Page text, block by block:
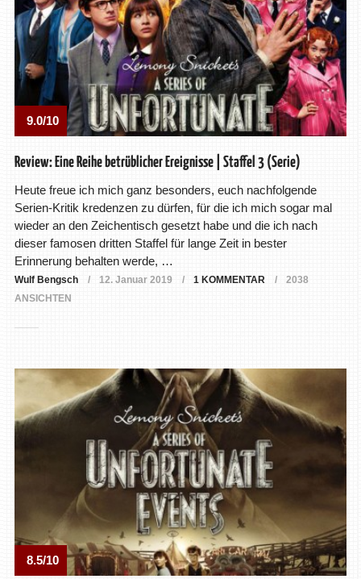
9.0/10
Review: Eine Reihe betrüblicher Ereignisse | Staffel 3 (Serie)
Heute freue ich mich ganz besonders, euch nachfolgende
Serien-Kritik kredenzen zu dürfen, für die ich mich sogar mal
wieder an den Zeichentisch gesetzt habe und die ich nach
dieser famosen dritten Staffel für lange Zeit in bester
Erinnerung behalten werde, …
Wulf Bengsch 12. Januar 2019 1 KOMMENTAR
2038
ANSICHTEN
8.5/10